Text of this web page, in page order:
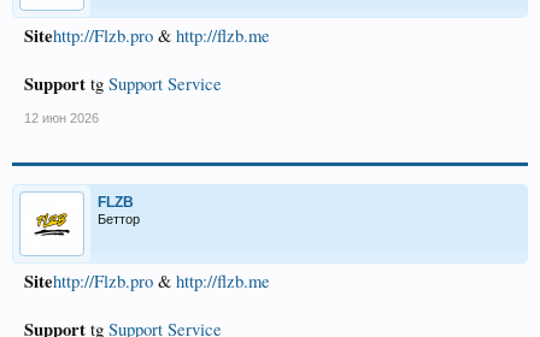
Sitehttp://Flzb.pro & http://flzb.me
Support tg Support Service
12 июн 2026
FLZB
Беттор
Sitehttp://Flzb.pro & http://flzb.me
Support tg Support Service